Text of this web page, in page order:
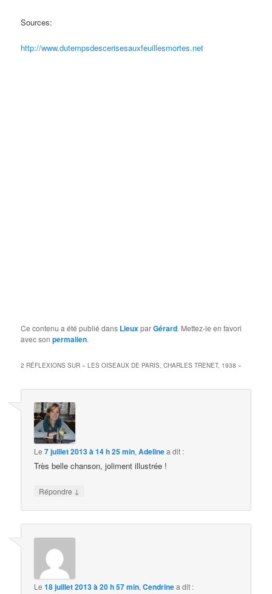
Sources:
http://www.dutempsdescerisesauxfeuillesmortes.net
Ce contenu a été publié dans LieuxparGérard. Mettez-le en favori
avec sonpermalien.
2 RÉFLEXIONS SUR «LES OISEAUX DE PARIS, CHARLES TRENET, 1938 »
Le7 juillet 2013 à 14 h 25 min,Adelinea dit :
Très belle chanson, joliment illustrée !
Répondre ↓
Le18 juillet 2013 à 20 h 57 min,Cendrinea dit :